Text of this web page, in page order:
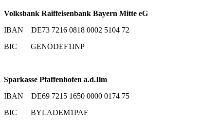
Volksbank Raiffeisenbank Bayern Mitte eG
IBAN DE73 7216 0818 0002 5104 72
BIC GENODEF1INP
Sparkasse Pfaffenhofen a.d.Ilm
IBAN DE69 7215 1650 0000 0174 75
BIC BYLADEM1PAF